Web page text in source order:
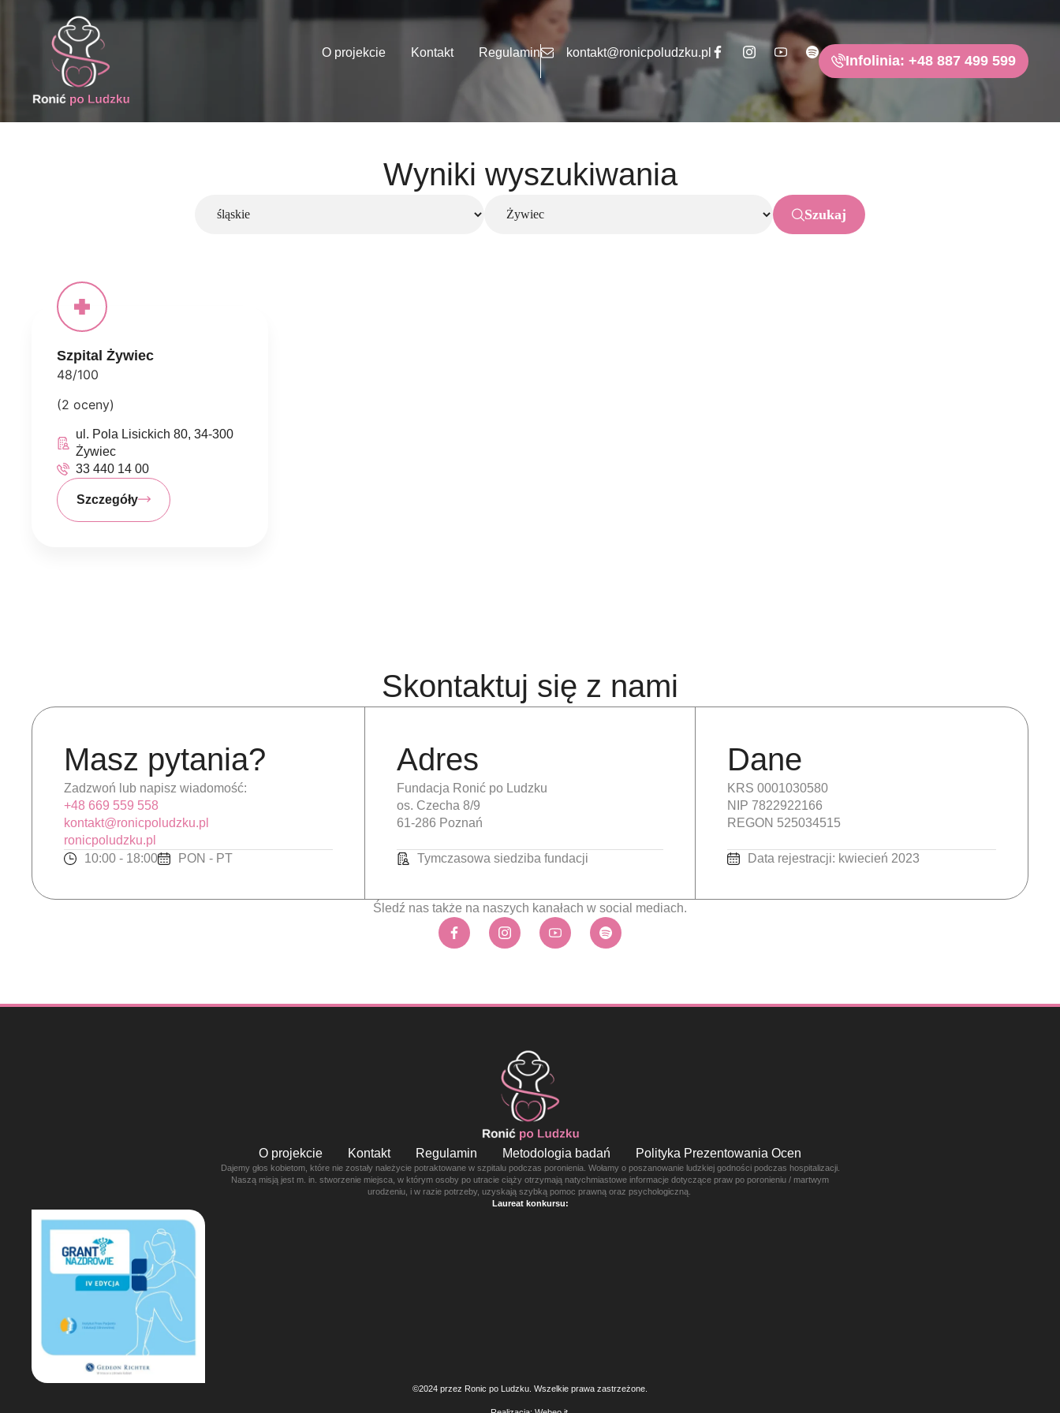
O projekcie Kontakt Regulamin kontakt@ronicpoludzku.pl
Infolinia: +48 887 499 599
Wyniki wyszukiwania
Szukaj
Szpital Żywiec
48/100
(2 oceny)
ul. Pola Lisickich 80, 34-300
Żywiec
33 440 14 00
Szczegóły
Skontaktuj się z nami
Masz pytania?
Zadzwoń lub napisz wiadomość:
+48 669 559 558
kontakt@ronicpoludzku.pl
ronicpoludzku.pl
10:00 - 18:00
PON - PT
Adres
Fundacja Ronić po Ludzku
os. Czecha 8/9
61-286 Poznań
Tymczasowa siedziba fundacji
Dane
KRS 0001030580
NIP 7822922166
REGON 525034515
Data rejestracji: kwiecień 2023
Śledź nas także na naszych kanałach w social mediach.
O projekcie Kontakt Regulamin Metodologia badań Polityka Prezentowania Ocen
Dajemy głos kobietom, które nie zostały należycie potraktowane w szpitalu podczas poronienia. Wołamy o poszanowanie ludzkiej godności podczas hospitalizacji.
Naszą misją jest m. in. stworzenie miejsca, w którym osoby po utracie ciąży otrzymają natychmiastowe informacje dotyczące praw po poronieniu / martwym
urodzeniu, i w razie potrzeby, uzyskają szybką pomoc prawną oraz psychologiczną.
Laureat konkursu:
©2024 przez Ronic po Ludzku. Wszelkie prawa zastrzeżone.